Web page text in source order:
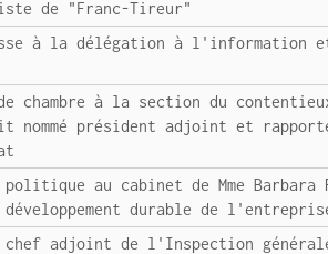
de "Franc-Tireur"
à la délégation à l'information
chambre à la section du
nommé président adjoint et
politique au cabinet de Mme Barbara
durable de
chef adjoint de l'Inspection